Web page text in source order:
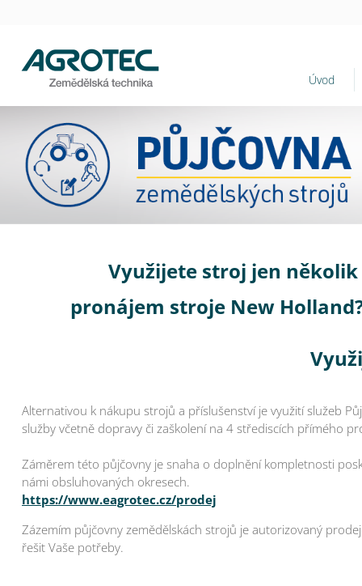
Úvod
Využijete stroj jen
pronájem stroje New
Alternativou k nákupu strojů a příslušenství je využití služeb
služby včetně dopravy či zaškolení na 4 střediscích přímého
Záměrem této půjčovny je snaha o doplnění kompletnosti
námi obsluhovaných okresech.
https://www.eagrotec.cz/prodej
Zázemím půjčovny zemědělskách strojů je autorizovaný
řešit Vaše potřeby.